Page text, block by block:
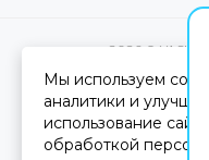
Кожух из
белый металлический
Имеется
2026 ©
Вся представленная
характеристик,
Мы используем
аналитики и
использование
обработкой